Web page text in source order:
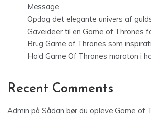
Message
Opdag det elegante univers af
Gaveideer til en Game of Thrones
Brug Game of Thrones som
Hold Game Of Thrones maraton i
Recent Comments
Admin på Sådan bør du opleve Game of